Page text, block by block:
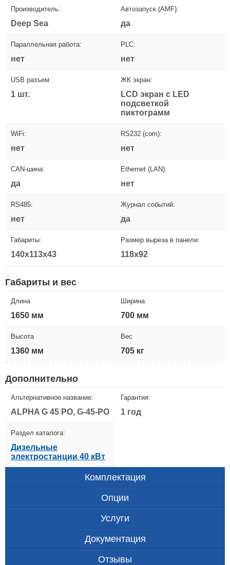
Производитель:
Deep Sea
Автозапуск (AMF):
да
Параллельная работа:
нет
PLC:
нет
USB разъем:
1 шт.
ЖК экран:
LCD экран с LED
подсветкой
пиктограмм
WiFi:
нет
RS232 (com):
нет
CAN-шина:
да
Ethernet (LAN):
нет
RS485:
нет
Журнал событий:
да
Габариты:
140x113x43
Размер выреза в панели:
118x92
Габариты и вес
Длина
1650 мм
Ширина
700 мм
Высота
1360 мм
Вес
705 кг
Дополнительно
Альтернативное название:
ALPHA G 45 PO, G-45-PO
Гарантия:
1 год
Раздел каталога:
Дизельные
электростанции 40 кВт
Комплектация
Опции
Услуги
Документация
Отзывы